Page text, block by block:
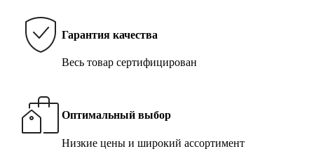
Гарантия качества
Весь товар сертифицирован
Оптимальный выбор
Низкие цены и широкий ассортимент